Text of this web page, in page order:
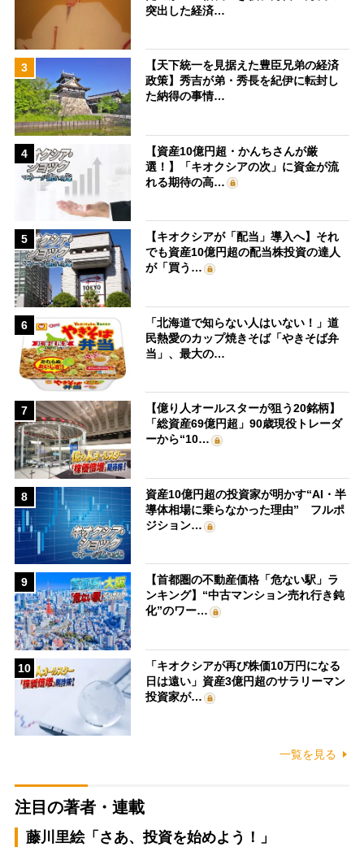
突出した経済…
3
【天下統一を見据えた豊臣兄弟の経済
政策】秀吉が弟・秀長を紀伊に転封し
た納得の事情…
4
【資産10億円超・かんちさんが厳
選！】「キオクシアの次」に資金が流
れる期待の高…
5
【キオクシアが「配当」導入へ】それ
でも資産10億円超の配当株投資の達人
が「買う…
6
「北海道で知らない人はいない！」道
民熱愛のカップ焼きそば「やきそば弁
当」、最大の…
7
【億り人オールスターが狙う20銘柄】
「総資産69億円超」90歳現役トレーダ
ーから“10…
8
資産10億円超の投資家が明かす“AI・半
導体相場に乗らなかった理由” フルポ
ジション…
9
【首都圏の不動産価格「危ない駅」ラ
ンキング】“中古マンション売れ行き鈍
化”のワー…
10
「キオクシアが再び株価10万円になる
日は遠い」資産3億円超のサラリーマン
投資家が…
一覧を見る
注目の著者・連載
藤川里絵「さあ、投資を始めよう！」